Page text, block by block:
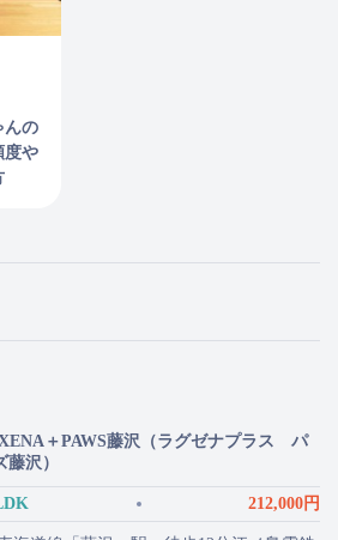
んの
度や
＋PAWS藤沢（ラグゼナプラス パ
藤沢）
212,000円